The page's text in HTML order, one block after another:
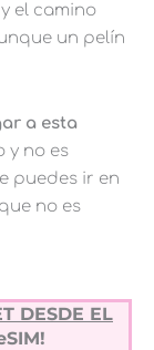
y el camino
un pelín
a esta
y no es
puedes ir en
no es
DESDE EL